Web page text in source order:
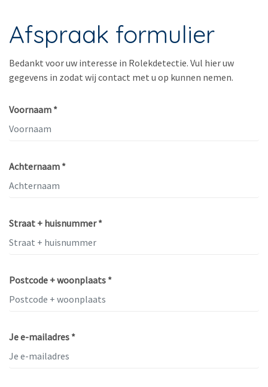
Afspraak formulier
Bedankt voor uw interesse in Rolekdetectie. Vul hier uw
gegevens in zodat wij contact met u op kunnen nemen.
Voornaam *
Achternaam *
Straat + huisnummer *
Postcode + woonplaats *
Je e-mailadres *